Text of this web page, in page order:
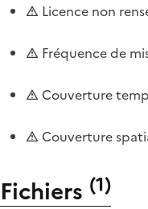
Licence non
Fréquence de
Couverture
Couverture
Fichiers (1)